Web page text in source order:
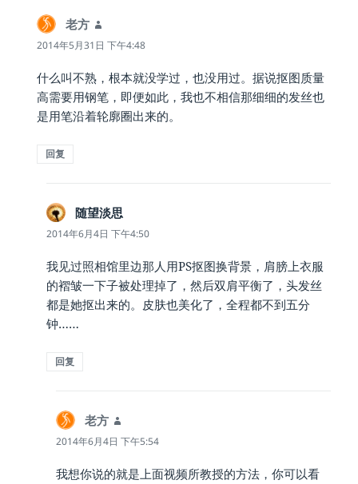
老方
道：
2014年5月31日 下午4:48
什么叫不熟，根本就没学过，也没用过。据说抠图质量
高需要用钢笔，即便如此，我也不相信那细细的发丝也
是用笔沿着轮廓圈出来的。
回复
随望淡思
道：
2014年6月4日 下午4:50
我见过照相馆里边那人用PS抠图换背景，肩膀上衣服
的褶皱一下子被处理掉了，然后双肩平衡了，头发丝
都是她抠出来的。皮肤也美化了，全程都不到五分
钟……
回复
老方
道：
2014年6月4日 下午5:54
我想你说的就是上面视频所教授的方法，你可以看